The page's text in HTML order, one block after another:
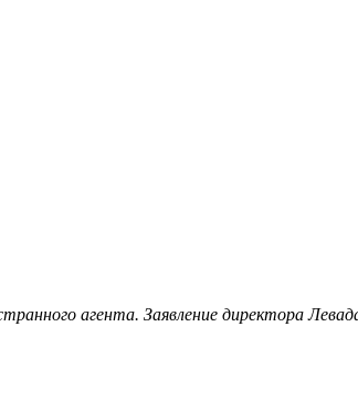
агента. Заявление директора